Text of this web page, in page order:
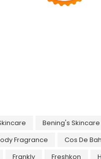
Bening's Skincare
Fragrance Cos De
Frankly Freshkon